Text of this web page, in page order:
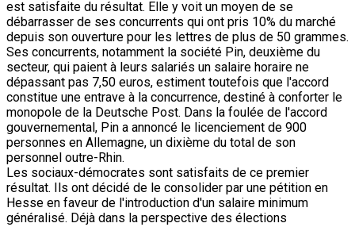
est satisfaite du résultat. Elle y voit un moyen de se
débarrasser de ses concurrents qui ont pris 10% du marché
depuis son ouverture pour les lettres de plus de 50 grammes.
Ses concurrents, notamment la société Pin, deuxième du
secteur, qui paient à leurs salariés un salaire horaire ne
dépassant pas 7,50 euros, estiment toutefois que l'accord
constitue une entrave à la concurrence, destiné à conforter le
monopole de la Deutsche Post. Dans la foulée de l'accord
gouvernemental, Pin a annoncé le licenciement de 900
personnes en Allemagne, un dixième du total de son
personnel outre-Rhin.
Les sociaux-démocrates sont satisfaits de ce premier
résultat. Ils ont décidé de le consolider par une pétition en
Hesse en faveur de l'introduction d'un salaire minimum
généralisé. Déjà dans la perspective des élections